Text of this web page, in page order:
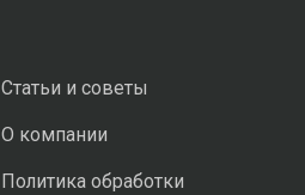
Статьи и советы
О компании
Политика обработки